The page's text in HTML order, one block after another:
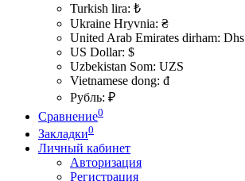
Turkish lira: ₺
Ukraine Hryvnia: ₴
United Arab Emirates dirham: Dhs
US Dollar: $
Uzbekistan Som: UZS
Vietnamese dong: đ
Рубль: ₽
Сравнение0
Закладки0
Личный кабинет
Авторизация
Регистрация